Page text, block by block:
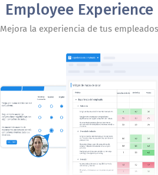
Employee Experience
Mejora la experiencia de tus empleados